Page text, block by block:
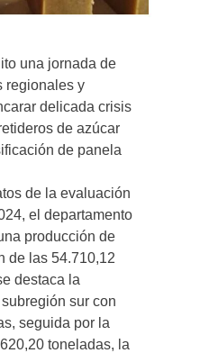
una jornada de
regionales y
delicada crisis
de azúcar
de panela
de la evaluación
el departamento
producción de
de las 54.710,12
destaca la
sur con
seguida por la
toneladas, la